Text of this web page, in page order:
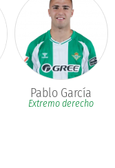
Pablo García
Extremo derecho